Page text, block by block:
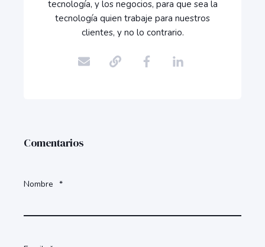
tecnología, y los negocios, para que sea la
tecnología quien trabaje para nuestros
clientes, y no lo contrario.
Comentarios
Nombre *